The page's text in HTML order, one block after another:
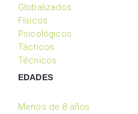
Globalizados
Físicos
Psicológicos
Tácticos
Técnicos
EDADES
Menos de 8 años